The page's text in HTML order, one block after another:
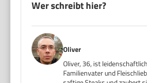
Wer schreibt hier?
Oliver
Oliver, 36, ist
Familienvater und